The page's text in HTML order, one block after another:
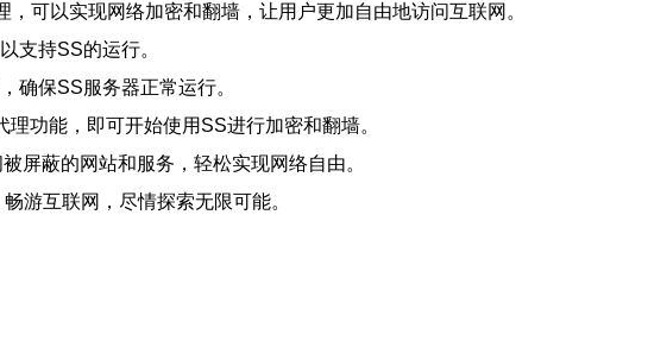
可以实现网络加密和翻墙，让用户更加自由地访问互联网。
支持SS的运行。
确保SS服务器正常运行。
功能，即可开始使用SS进行加密和翻墙。
屏蔽的网站和服务，轻松实现网络自由。
游互联网，尽情探索无限可能。